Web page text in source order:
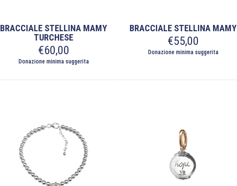
BRACCIALE STELLINA MAMY
TURCHESE
€60,00
Donazione minima suggerita
BRACCIALE STELLINA MAMY
€55,00
Donazione minima suggerita